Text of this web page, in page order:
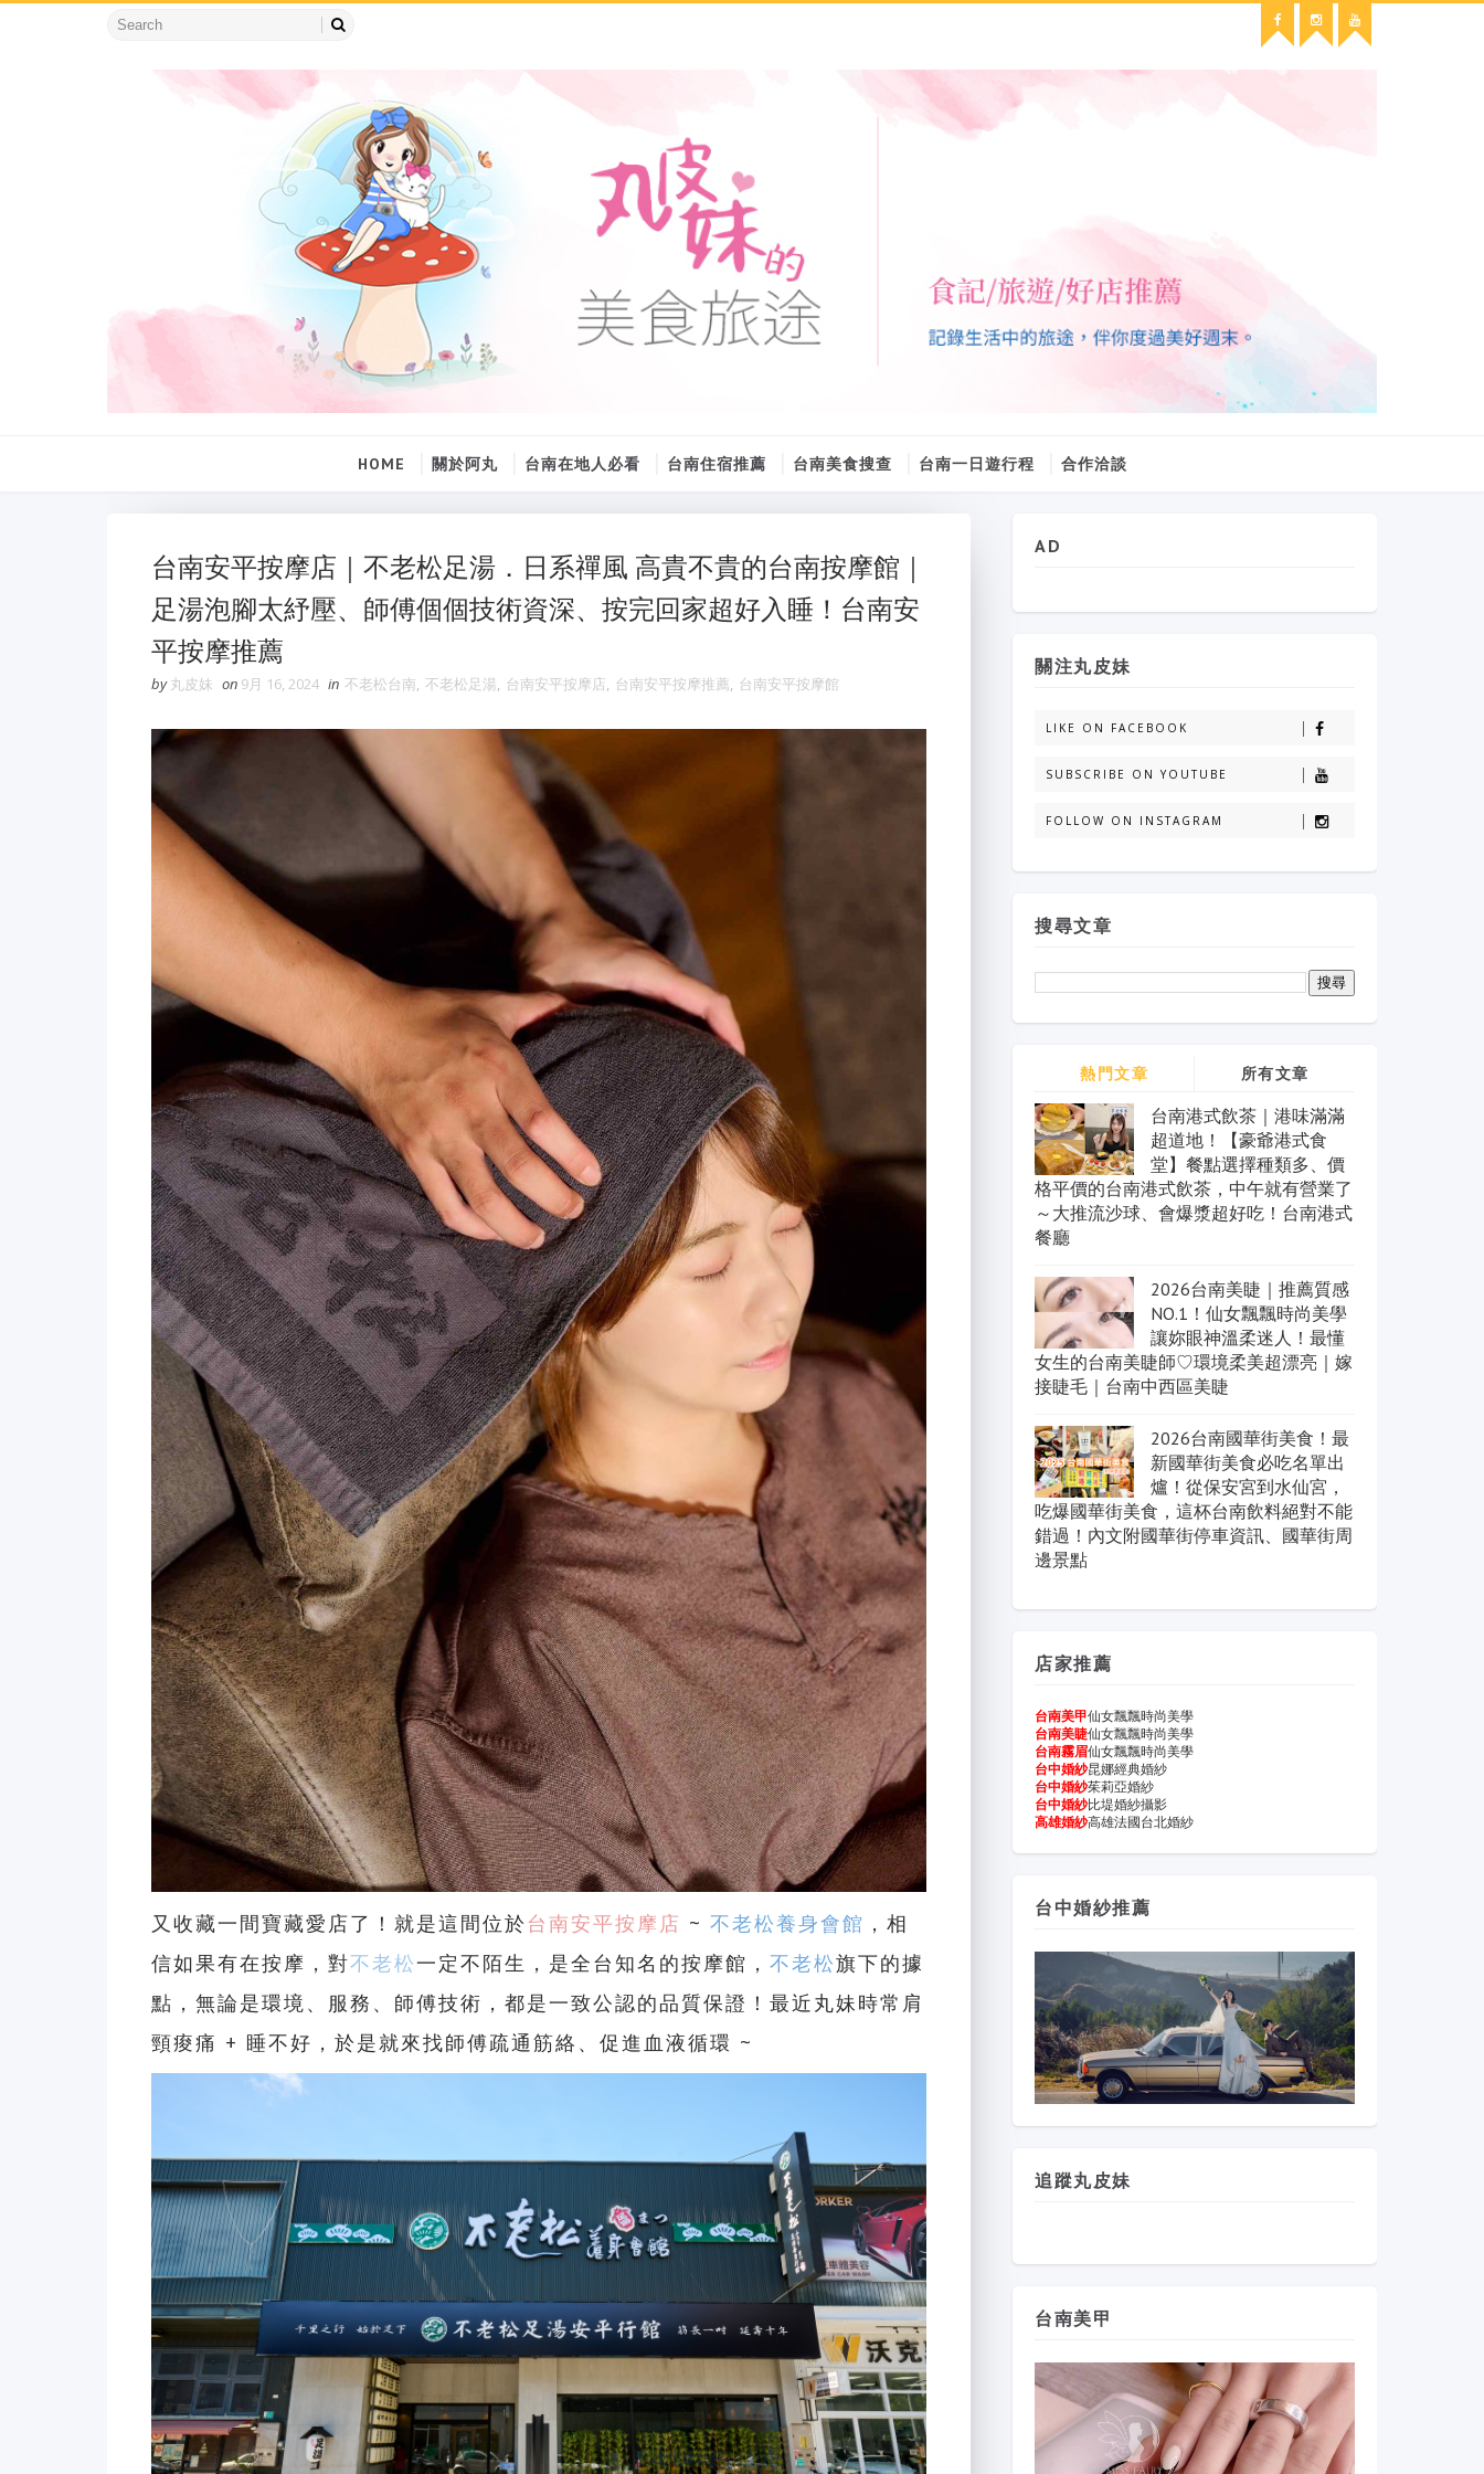
HOME 關於阿丸 台南在地人必看 台南住宿推薦 台南美食搜查 台南一日遊行程 合作洽談
台南安平按摩店｜不老松足湯．日系禪風 高貴不貴的台南按摩館｜
足湯泡腳太紓壓、師傅個個技術資深、按完回家超好入睡！台南安
平按摩推薦
by 丸皮妹 on 9月 16, 2024 in 不老松台南, 不老松足湯, 台南安平按摩店, 台南安平按摩推薦, 台南安平按摩館
又收藏一間寶藏愛店了！就是這間位於台南安平按摩店 ~ 不老松養身會館 ，相
信如果有在按摩，對不老松一定不陌生，是全台知名的按摩館， 不老松旗下的據
點，無論是環境、服務、師傅技術，都是一致公認的品質保證！最近丸妹時常肩
頸痠痛 + 睡不好，於是就來找師傅疏通筋絡、促進血液循環 ~
AD
關注丸皮妹
LIKE ON FACEBOOK
SUBSCRIBE ON YOUTUBE
FOLLOW ON INSTAGRAM
搜尋文章
熱門文章 所有文章
台南港式飲茶｜港味滿滿
超道地！【豪爺港式食
堂】餐點選擇種類多、價
格平價的台南港式飲茶，中午就有營業了
～大推流沙球、會爆漿超好吃！台南港式
餐廳
2026台南美睫｜推薦質感
NO.1！仙女飄飄時尚美學
讓妳眼神溫柔迷人！最懂
女生的台南美睫師♡環境柔美超漂亮｜嫁
接睫毛｜台南中西區美睫
2026台南國華街美食！最
新國華街美食必吃名單出
爐！從保安宮到水仙宮，
吃爆國華街美食，這杯台南飲料絕對不能
錯過！內文附國華街停車資訊、國華街周
邊景點
店家推薦
台南美甲仙女飄飄時尚美學
台南美睫仙女飄飄時尚美學
台南霧眉仙女飄飄時尚美學
台中婚紗昆娜經典婚紗
台中婚紗茱莉亞婚紗
台中婚紗比堤婚紗攝影
高雄婚紗高雄法國台北婚紗
台中婚紗推薦
追蹤丸皮妹
台南美甲